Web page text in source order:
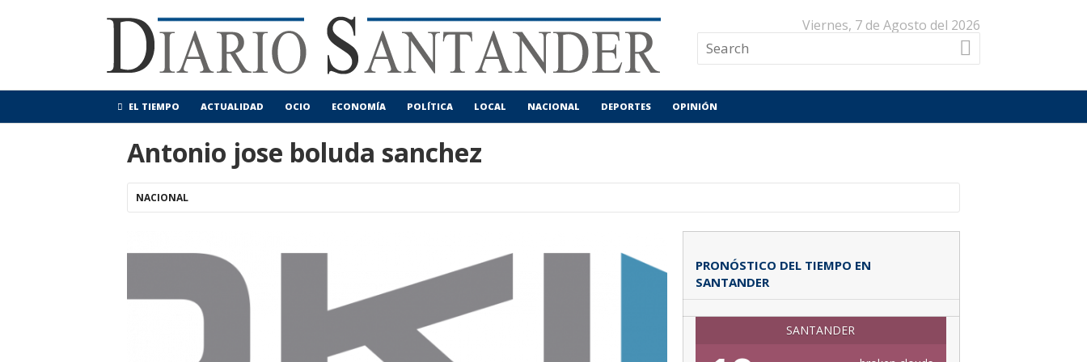
Viernes, 7 de Agosto del 2026
EL TIEMPO ACTUALIDAD OCIO ECONOMÍA POLÍTICA LOCAL NACIONAL DEPORTES OPINIÓN
Antonio jose boluda sanchez
NACIONAL
PRONÓSTICO DEL TIEMPO EN
SANTANDER
SANTANDER